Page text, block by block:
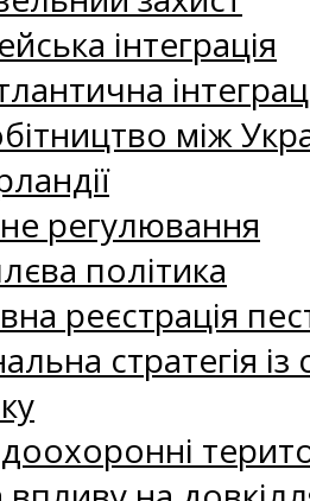
інтеграція
між
регулювання
політика
реєстрація
стратегія